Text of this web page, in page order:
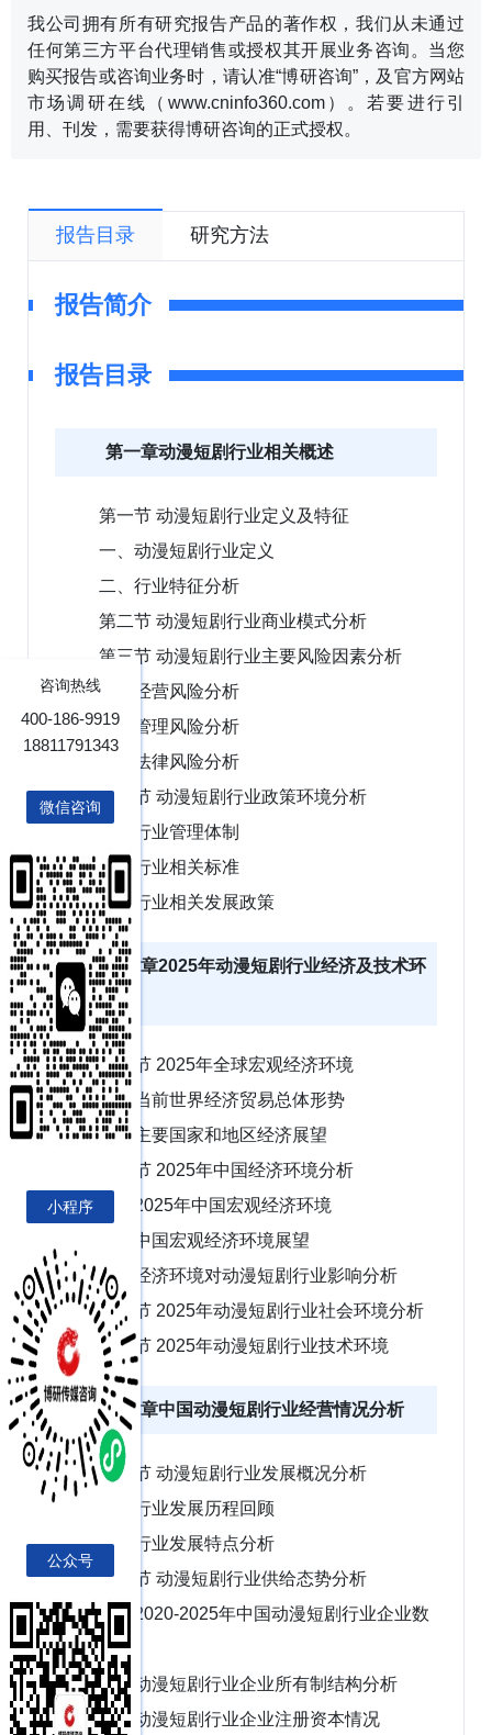
我公司拥有所有研究报告产品的著作权，我们从未通过
任何第三方平台代理销售或授权其开展业务咨询。当您
购买报告或咨询业务时，请认准“博研咨询”，及官方网站
市场调研在线（www.cninfo360.com）。若要进行引
用、刊发，需要获得博研咨询的正式授权。
报告目录 研究方法
报告简介
报告目录
第一章动漫短剧行业相关概述
第一节 动漫短剧行业定义及特征
一、动漫短剧行业定义
二、行业特征分析
第二节 动漫短剧行业商业模式分析
第三节 动漫短剧行业主要风险因素分析
一、经营风险分析
二、管理风险分析
三、法律风险分析
第四节 动漫短剧行业政策环境分析
一、行业管理体制
二、行业相关标准
三、行业相关发展政策
第二章2025年动漫短剧行业经济及技术环
境分析
第一节 2025年全球宏观经济环境
一、当前世界经济贸易总体形势
二、主要国家和地区经济展望
第二节 2025年中国经济环境分析
一、2025年中国宏观经济环境
二、中国宏观经济环境展望
三、经济环境对动漫短剧行业影响分析
第三节 2025年动漫短剧行业社会环境分析
第四节 2025年动漫短剧行业技术环境
第三章中国动漫短剧行业经营情况分析
第一节 动漫短剧行业发展概况分析
一、行业发展历程回顾
二、行业发展特点分析
第二节 动漫短剧行业供给态势分析
一、2020-2025年中国动漫短剧行业企业数
量分析
二、动漫短剧行业企业所有制结构分析
三、动漫短剧行业企业注册资本情况
咨询热线
400-186-9919
18811791343
微信咨询
小程序
公众号